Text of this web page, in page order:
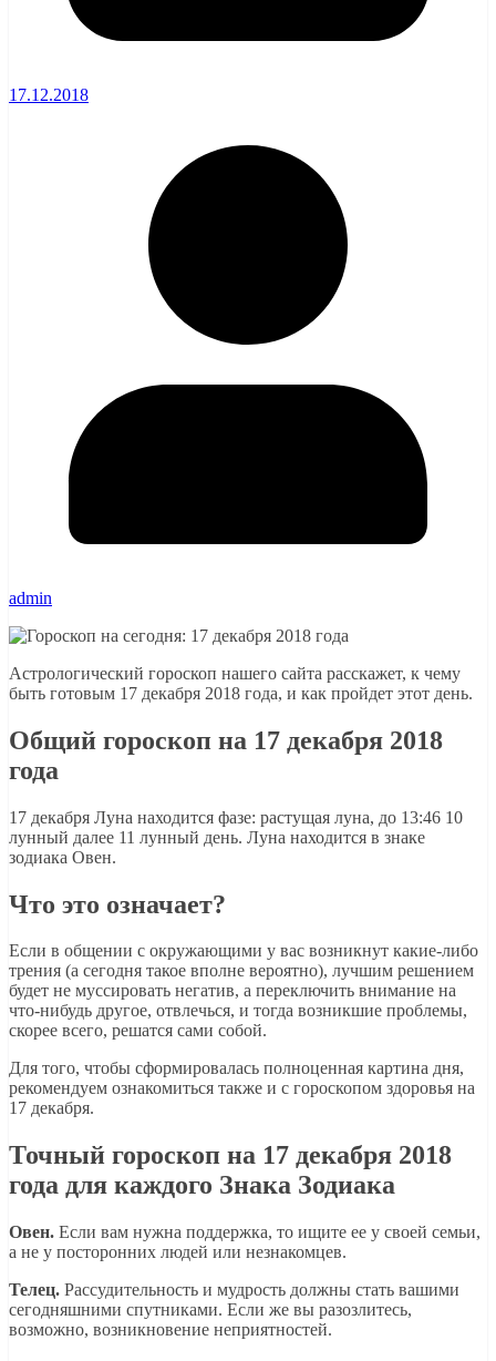
17.12.2018
admin
Астрологический гороскоп нашего сайта расскажет, к чему
быть готовым 17 декабря 2018 года, и как пройдет этот день.
Общий гороскоп на 17 декабря 2018
года
17 декабря Луна находится фазе: растущая луна, до 13:46 10
лунный далее 11 лунный день. Луна находится в знаке
зодиака Овен.
Что это означает?
Если в общении с окружающими у вас возникнут какие-либо
трения (а сегодня такое вполне вероятно), лучшим решением
будет не муссировать негатив, а переключить внимание на
что-нибудь другое, отвлечься, и тогда возникшие проблемы,
скорее всего, решатся сами собой.
Для того, чтобы сформировалась полноценная картина дня,
рекомендуем ознакомиться также и с гороскопом здоровья на
17 декабря.
Точный гороскоп на 17 декабря 2018
года для каждого Знака Зодиака
Овен. Если вам нужна поддержка, то ищите ее у своей семьи,
а не у посторонних людей или незнакомцев.
Телец. Рассудительность и мудрость должны стать вашими
сегодняшними спутниками. Если же вы разозлитесь,
возможно, возникновение неприятностей.